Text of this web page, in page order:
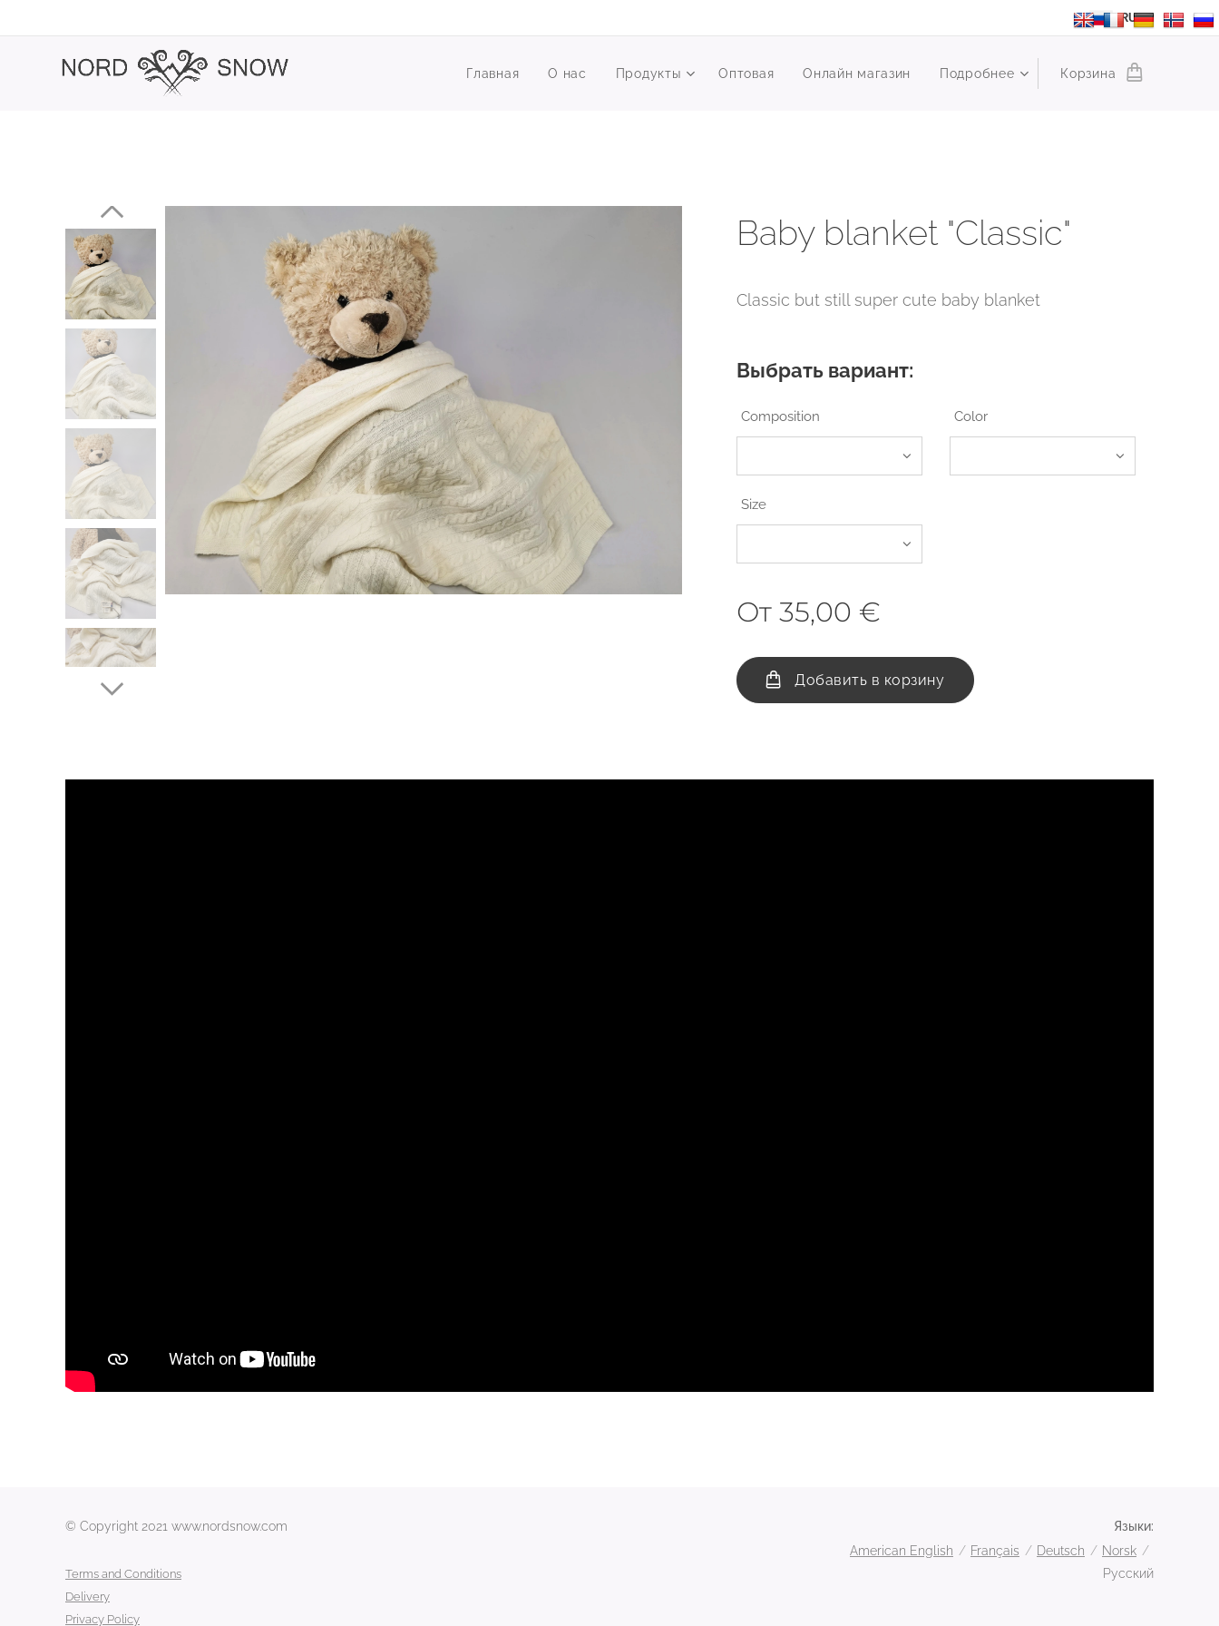
RU
Главная О нас Продукты Оптовая Онлайн магазин Подробнее Корзина
Baby blanket "Classic"
Classic but still super cute baby blanket
Выбрать вариант:
Composition Color
Size
От 35,00 €
Добавить в корзину
© Copyright 2021 www.nordsnow.com
Terms and Conditions
Delivery
Privacy Policy
Языки
American English
Français Deutsch
Norsk
Русский